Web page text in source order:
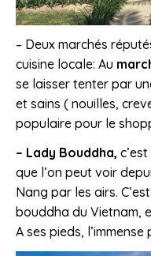
– Deux marchés
cuisine locale: Au
se laisser tenter par
et sains ( nouilles,
populaire pour le
– Lady Bouddha,
que l’on peut voir
Nang par les airs.
bouddha du Vietnam,
A ses pieds,